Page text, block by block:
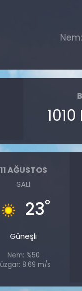
1010
11 AĞUSTOS
SALI
23°
Güneşli
Nem: %50
8.69 m/s